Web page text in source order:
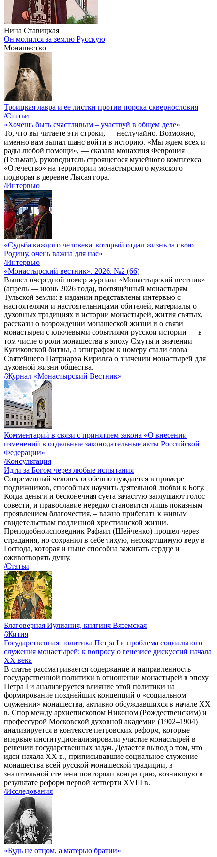
Нина Ставицкая
Он молился за землю Русскую
Монашество
Троицкая лавра и ее листки против порока сквернословия
/Статьи
«Хочешь быть счастливым – участвуй в общем деле»
То, что вы читаете эти строки, — неслучайно. Возможно,
именно вам выпал шанс войти в историю. «Мы ждем всех и
рады любой помощи», — сказала монахиня Феврония
(Гельман), руководитель строящегося музейного комплекса
«Отечество» на территории монастырского мужского
подворья в деревне Лысая гора.
/Интервью
«Судьба каждого человека, который отдал жизнь за свою
Родину, очень важна для нас»
/Интервью
«Монастырский вестник». 2026. №2 (66)
Вышел очередной номер журнала «Монастырский вестник»
(апрель — июнь 2026 года), посвящённый монастырям
Тульской земли: в издании представлены интервью с
настоятелями и настоятельницами обителей, материалы о
духовных традициях и истории монастырей, жития святых,
рассказы о возрождении монашеской жизни и о связи
монастырей с ключевыми событиями русской истории — в
том числе о роли монашества в эпоху Смуты и значении
Куликовской битвы, а эпиграфом к номеру стали слова
Святейшего Патриарха Кирилла о значении монастырей для
духовной жизни общества.
/Журнал «Монастырский Вестник»
Комментарий в связи с принятием закона «О внесении
изменений в отдельные законодательные акты Российской
Федерации»
/Консультация
Идти за Богом через любые испытания
Современный человек особенно нуждается в примере
подвижников, способных научить деятельной любви к Богу.
Когда деньги и бесконечная суета зачастую заглушают голос
совести, и православие нередко становится лишь показным
проявлением благочестия, – важно прибегать к живым
свидетельствам подлинной христианской жизни.
Преподобноисповедник Рафаил (Шейченко) прошел через
страдания, но сохранил в себе тихую, несокрушимую веру в
Господа, которая и ныне способна зажигать сердце и
оживотворять душу.
/Статьи
Благоверная Иулиания, княгиня Вяземская
/Жития
Государственная политика Петра I и проблема социального
служения монастырей: к вопросу о генезисе дискуссий начала
ХХ века
В статье рассматривается содержание и направленность
государственной политики в отношении монастырей в эпоху
Петра I и анализируется влияние этой политики на
формирование позднейших концепций о «социальном
служении» монашества, активно обсуждавшихся в начале XX
в. Спор между архиепископом Никоном (Рождественским) и
профессурой Московской духовной академии (1902–1904)
анализируется в контексте петровских реформ, которые
впервые институционализировали участие монастырей в
решении государственных задач. Делается вывод о том, что
идеи начала ХХ в., приписывавшие социальное служение
монашества всей русской монашеской традиции, в
значительной степени повторяли концепцию, возникшую в
результате реформ первой четверти XVIII в.
/Исследования
«Будь не отцом, а матерью братии»